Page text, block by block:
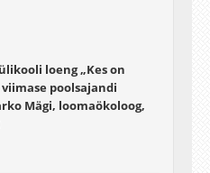
loeng „Kes on
poolsajandi
Mägi, loomaökoloog,